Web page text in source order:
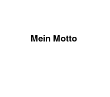
Mein Motto